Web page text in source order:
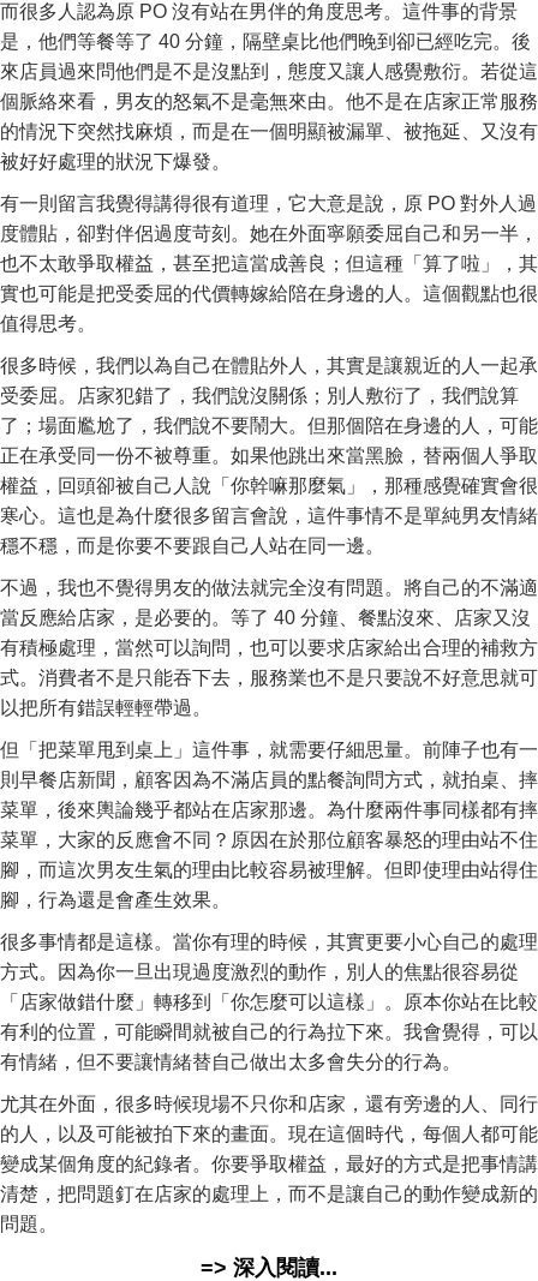
而很多人認為原 PO 沒有站在男伴的角度思考。這件事的背景
是，他們等餐等了 40 分鐘，隔壁桌比他們晚到卻已經吃完。後
來店員過來問他們是不是沒點到，態度又讓人感覺敷衍。若從這
個脈絡來看，男友的怒氣不是毫無來由。他不是在店家正常服務
的情況下突然找麻煩，而是在一個明顯被漏單、被拖延、又沒有
被好好處理的狀況下爆發。
有一則留言我覺得講得很有道理，它大意是說，原 PO 對外人過
度體貼，卻對伴侶過度苛刻。她在外面寧願委屈自己和另一半，
也不太敢爭取權益，甚至把這當成善良；但這種「算了啦」，其
實也可能是把受委屈的代價轉嫁給陪在身邊的人。這個觀點也很
值得思考。
很多時候，我們以為自己在體貼外人，其實是讓親近的人一起承
受委屈。店家犯錯了，我們說沒關係；別人敷衍了，我們說算
了；場面尷尬了，我們說不要鬧大。但那個陪在身邊的人，可能
正在承受同一份不被尊重。如果他跳出來當黑臉，替兩個人爭取
權益，回頭卻被自己人說「你幹嘛那麼氣」，那種感覺確實會很
寒心。這也是為什麼很多留言會說，這件事情不是單純男友情緒
穩不穩，而是你要不要跟自己人站在同一邊。
不過，我也不覺得男友的做法就完全沒有問題。將自己的不滿適
當反應給店家，是必要的。等了 40 分鐘、餐點沒來、店家又沒
有積極處理，當然可以詢問，也可以要求店家給出合理的補救方
式。消費者不是只能吞下去，服務業也不是只要說不好意思就可
以把所有錯誤輕輕帶過。
但「把菜單甩到桌上」這件事，就需要仔細思量。前陣子也有一
則早餐店新聞，顧客因為不滿店員的點餐詢問方式，就拍桌、摔
菜單，後來輿論幾乎都站在店家那邊。為什麼兩件事同樣都有摔
菜單，大家的反應會不同？原因在於那位顧客暴怒的理由站不住
腳，而這次男友生氣的理由比較容易被理解。但即使理由站得住
腳，行為還是會產生效果。
很多事情都是這樣。當你有理的時候，其實更要小心自己的處理
方式。因為你一旦出現過度激烈的動作，別人的焦點很容易從
「店家做錯什麼」轉移到「你怎麼可以這樣」。原本你站在比較
有利的位置，可能瞬間就被自己的行為拉下來。我會覺得，可以
有情緒，但不要讓情緒替自己做出太多會失分的行為。
尤其在外面，很多時候現場不只你和店家，還有旁邊的人、同行
的人，以及可能被拍下來的畫面。現在這個時代，每個人都可能
變成某個角度的紀錄者。你要爭取權益，最好的方式是把事情講
清楚，把問題釘在店家的處理上，而不是讓自己的動作變成新的
問題。
=> 深入閱讀...